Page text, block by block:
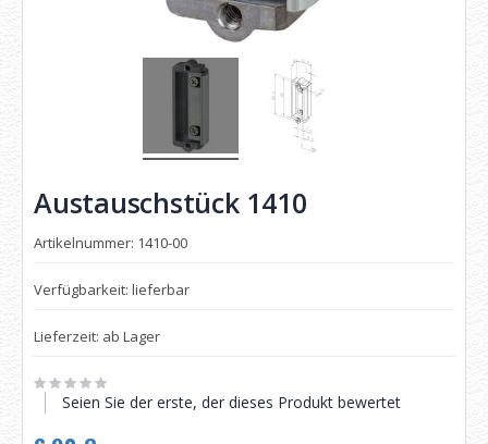
Austauschstück 1410
Artikelnummer: 1410-00
Verfügbarkeit: lieferbar
Lieferzeit: ab Lager
Seien Sie der erste, der dieses Produkt bewertet